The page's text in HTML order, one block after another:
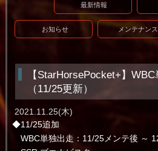
最新情報
お知らせ メンテナンス
【StarHorsePocket+】
（11/25更新）
2021.11.25(木)
◆11/25追加
WBC単独出走：11/25メンテ後 ～